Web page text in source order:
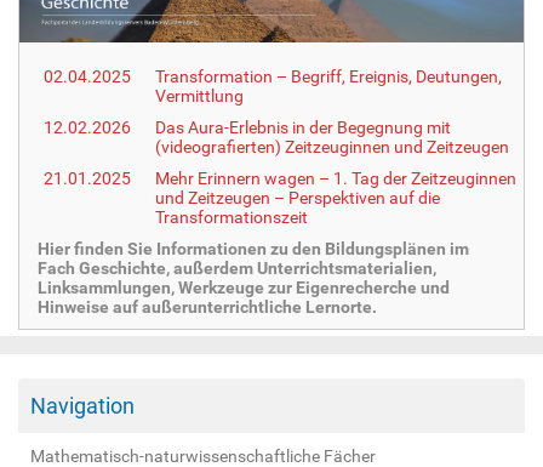
r
e
:
02.04.2025
Transformation – Begriff, Ereignis, Deutungen,
Vermittlung
12.02.2026
Das Aura-Erlebnis in der Begegnung mit
(videografierten) Zeitzeuginnen und Zeitzeugen
21.01.2025
Mehr Erinnern wagen – 1. Tag der Zeitzeuginnen
und Zeitzeugen – Perspektiven auf die
Transformationszeit
Hier finden Sie Informationen zu den Bildungsplänen im
Fach Geschichte, außerdem Unterrichtsmaterialien,
Linksammlungen, Werkzeuge zur Eigenrecherche und
Hinweise auf außerunterrichtliche Lernorte.
Navigation
Mathematisch-naturwissenschaftliche Fächer